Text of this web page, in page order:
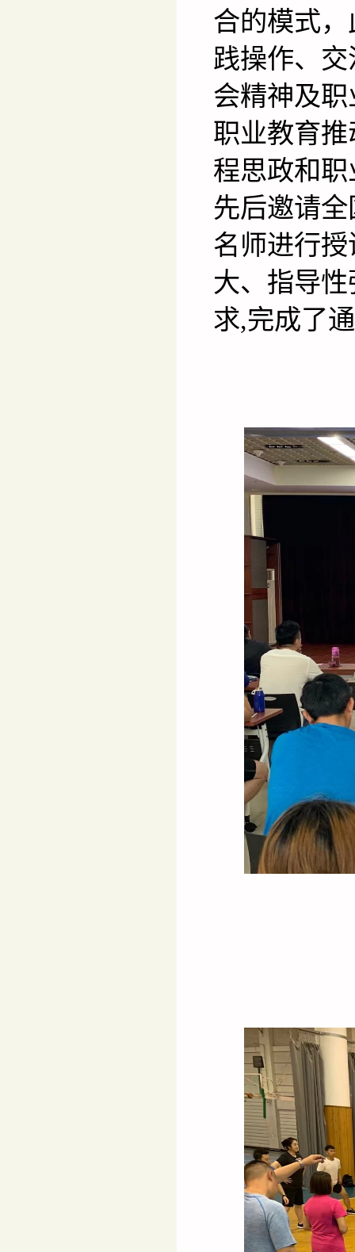
合的模式
践操作、
会精神及
职业教育
程思政和
先后邀请
名师进行
大、指导
求,完成了